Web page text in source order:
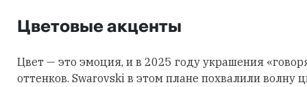
Цветовые акценты
Цвет — это эмоция, и в 2025 году украшения
оттенков. Swarovski в этом плане похвалили волну